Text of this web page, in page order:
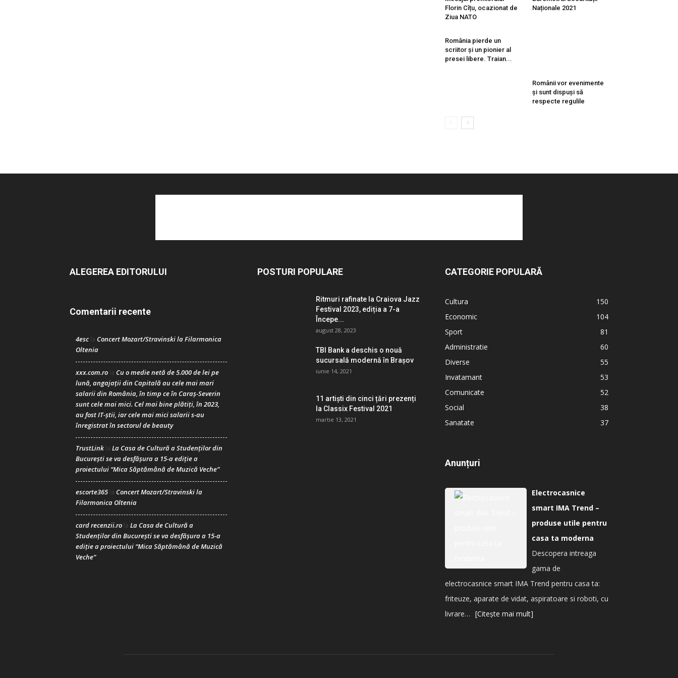
Florin Cîțu, ocazionat de
Ziua NATO
Naționale 2021
România pierde un
scriitor și un pionier al
presei libere. Traian...
Românii vor evenimente
și sunt dispuși să
respecte regulile
ALEGEREA EDITORULUI
Comentarii recente
4esc la Concert Mozart/Stravinski la Filarmonica
Oltenia
xxx.com.ro la Cu o medie netă de 5.000 de lei pe
lună, angajații din Capitală au cele mai mari
salarii din România, în timp ce în Caraș-Severin
sunt cele mai mici. Cel mai bine plătiți, în 2023,
au fost IT-știi, iar cele mai mici salarii s-au
înregistrat în sectorul de beauty
TrustLink la La Casa de Cultură a Studenților din
București se va desfășura a 15-a ediție a
proiectului “Mica Săptămână de Muzică Veche”
escorte365 la Concert Mozart/Stravinski la
Filarmonica Oltenia
card recenzii.ro la La Casa de Cultură a
Studenților din București se va desfășura a 15-a
ediție a proiectului “Mica Săptămână de Muzică
Veche”
POSTURI POPULARE
Ritmuri rafinate la Craiova Jazz
Festival 2023, ediția a 7-a
Începe...
august 28, 2023
TBI Bank a deschis o nouă
sucursală modernă în Brașov
iunie 14, 2021
11 artiști din cinci țări prezenți
la Classix Festival 2021
martie 13, 2021
CATEGORIE POPULARĂ
Cultura
150
Economic
104
Sport
81
Administratie
60
Diverse
55
Invatamant
53
Comunicate
52
Social
38
Sanatate
37
Anunțuri
Electrocasnice
smart IMA Trend –
produse utile pentru
casa ta moderna
Descopera intreaga
gama de
electrocasnice smart IMA Trend pentru casa ta:
friteuze, aparate de vidat, aspiratoare si roboti, cu
livrare… [Citește mai mult]